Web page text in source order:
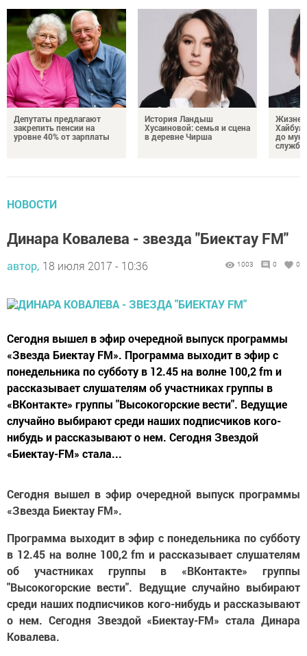
Депутаты предлагают
закрепить пенсии на
уровне 40% от зарплаты
История Ландыш
Хусаиновой: семья и сцена
в деревне Чирша
до
службы
НОВОСТИ
Динара Ковалева - звезда "Биектау FM"
автор, 18 июля 2017 - 10:36 1003 0 0
Сегодня вышел в эфир очередной выпуск программы
«Звезда Биектау FM». Программа выходит в эфир с
понедельника по субботу в 12.45 на волне 100,2 fm и
рассказывает слушателям об участниках группы в
«ВКонтакте» группы "Высокогорские вести". Ведущие
случайно выбирают среди наших подписчиков кого-
нибудь и рассказывают о нем. Сегодня Звездой
«Биектау-FM» стала...
Сегодня вышел в эфир очередной выпуск программы
«Звезда Биектау FM».
Программа выходит в эфир с понедельника по субботу
в 12.45 на волне 100,2 fm и рассказывает слушателям
об участниках группы в «ВКонтакте» группы
"Высокогорские вести". Ведущие случайно выбирают
среди наших подписчиков кого-нибудь и рассказывают
о нем. Сегодня Звездой «Биектау-FM» стала Динара
Ковалева.